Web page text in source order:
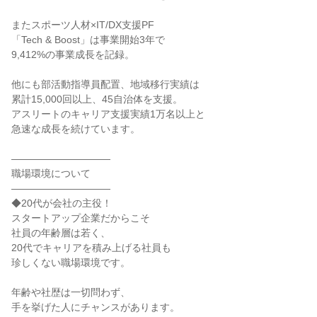
またスポーツ人材×IT/DX支援PF
「Tech & Boost」は事業開始3年で
9,412%の事業成長を記録。
他にも部活動指導員配置、地域移行実績は
累計15,000回以上、45自治体を支援。
アスリートのキャリア支援実績1万名以上と
急速な成長を続けています。
――――――――――
職場環境について
――――――――――
◆20代が会社の主役！
スタートアップ企業だからこそ
社員の年齢層は若く、
20代でキャリアを積み上げる社員も
珍しくない職場環境です。
年齢や社歴は一切問わず、
手を挙げた人にチャンスがあります。